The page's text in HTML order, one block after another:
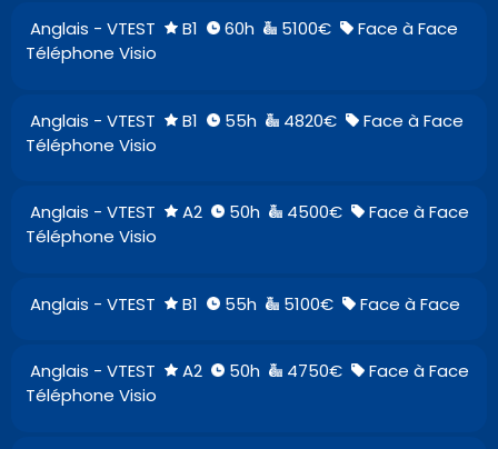
Anglais - VTEST B1 60h 5100€
Face à Face
Téléphone Visio
Anglais - VTEST B1 55h 4820€
Face à Face
Téléphone Visio
Anglais - VTEST A2 50h 4500€
Face à Face
Téléphone Visio
Anglais - VTEST B1 55h 5100€ Face à Face
Anglais - VTEST A2 50h 4750€
Face à Face
Téléphone Visio